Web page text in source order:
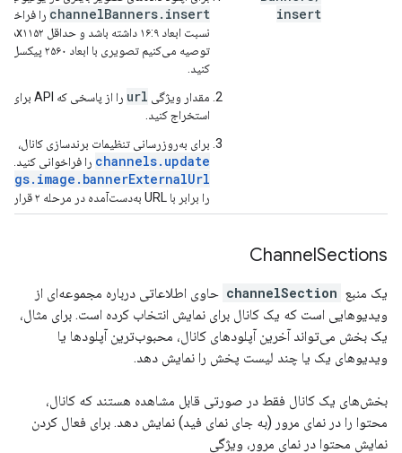
insert
channelBanners.insert را
کنید.
مقدار ویژگی url
استخراج کنید.
برای به‌روزرسانی تنظیمات برندسازی کانال،
channels.update را فراخوانی کنید.
را برابر با URL به‌دست‌آمده در مرحله ۲ قرار دهید.
ChannelSections
یک منبع channelSection حاوی اطلاعاتی درباره مجموعه‌ای از
ویدیوهایی است که یک کانال برای نمایش انتخاب کرده است. برای مثال،
یک بخش می‌تواند آخرین آپلودهای کانال، محبوب‌ترین آپلودها یا
ویدیوهای یک یا چند لیست پخش را نمایش دهد.
بخش‌های یک کانال فقط در صورتی قابل مشاهده هستند که کانال،
محتوا را در نمای مرور (به جای نمای فید) نمایش دهد. برای فعال کردن
نمایش محتوا در نمای مرور، ویژگی